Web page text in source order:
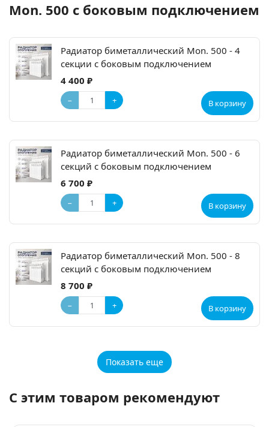
Mon. 500 c боковым подключением
Радиатор биметаллический Mon. 500 - 4
секции c боковым подключением
4 400 ₽
− + В корзину
Радиатор биметаллический Mon. 500 - 6
секций c боковым подключением
6 700 ₽
− + В корзину
Радиатор биметаллический Mon. 500 - 8
секций c боковым подключением
8 700 ₽
− + В корзину
Показать еще
С этим товаром рекомендуют